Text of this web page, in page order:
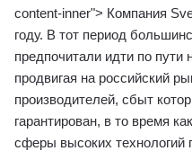
content-inner"> Компания
году. В тот период
предпочитали идти по пути
продвигая на российский
производителей, сбыт
гарантирован, в то время
сферы высоких технологий